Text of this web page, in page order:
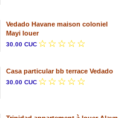
Vedado Havane maison coloniel
Mayi louer
30.00 CUC
Casa particular bb terrace Vedado
30.00 CUC